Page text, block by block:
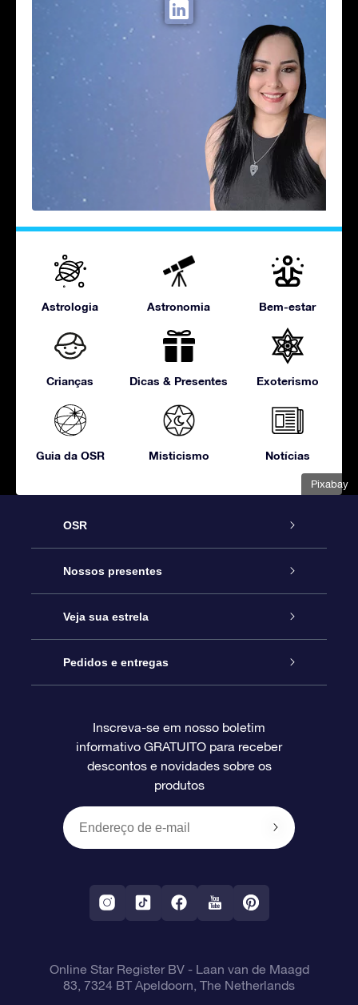
Pixabay
Astrologia Astronomia Bem-estar
Crianças Dicas & Presentes Exoterismo
Guia da OSR Misticismo Notícias
OSR
Serviço
Entre em contato conosco
Blog
Avaliações
Nossos presentes
Presente estrelar on-line
Pacote de presente da OSR
O cartão de presente da OSR
Presentes corporativos
Veja sua estrela
Star Register
Página estelar personalizada
Um Milhão de Estrelas
OSR Starsaver
Aplicativo RV Fly me to the stars
Pedidos e entregas
Informações de pagamento
Política de devolução
Constelações
Inscreva-se em nosso boletim
informativo GRATUITO para receber
descontos e novidades sobre os
produtos
Online Star Register BV- Laan van de Maagd
83, 7324 BT Apeldoorn, The Netherlands